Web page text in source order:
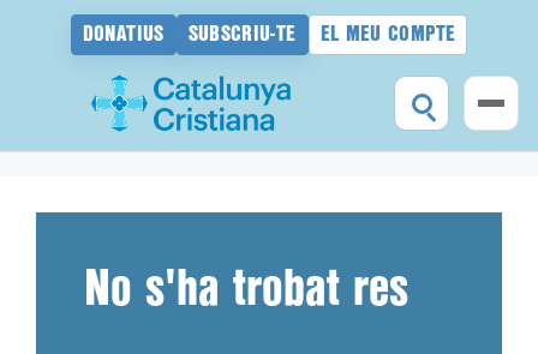
DONATIUS SUBSCRIU-TE EL MEU COMPTE
No s'ha trobat res